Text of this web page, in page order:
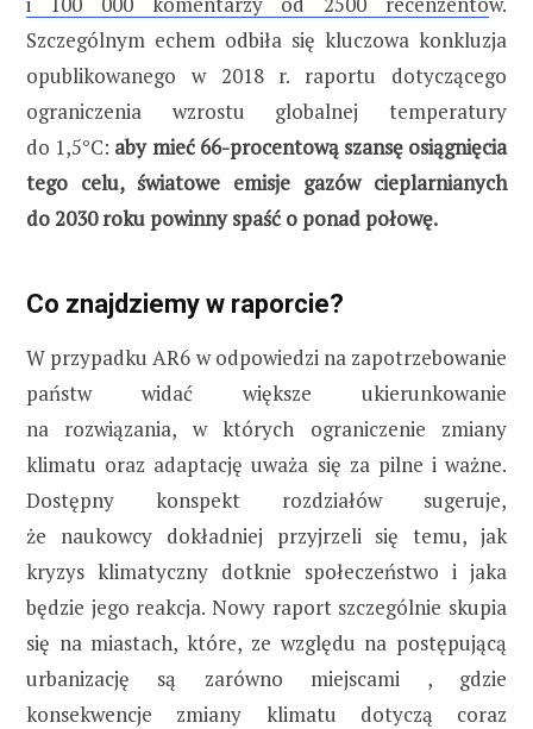
Szczególnym echem odbiła się kluczowa konkluzja
opublikowanego w 2018 r. raportu dotyczącego
ograniczenia wzrostu globalnej temperatury
do 1,5°C: aby mieć 66-procentową szansę osiągnięcia
tego celu, światowe emisje gazów cieplarnianych
do 2030 roku powinny spaść o ponad połowę.
Co znajdziemy w raporcie?
W przypadku AR6 w odpowiedzi na zapotrzebowanie
państw widać większe ukierunkowanie
na rozwiązania, w których ograniczenie zmiany
klimatu oraz adaptację uważa się za pilne i ważne.
Dostępny konspekt rozdziałów sugeruje,
że naukowcy dokładniej przyjrzeli się temu, jak
kryzys klimatyczny dotknie społeczeństwo i jaka
będzie jego reakcja. Nowy raport szczególnie skupia
się na miastach, które, ze względu na postępującą
urbanizację są zarówno miejscami , gdzie
konsekwencje zmiany klimatu dotyczą coraz